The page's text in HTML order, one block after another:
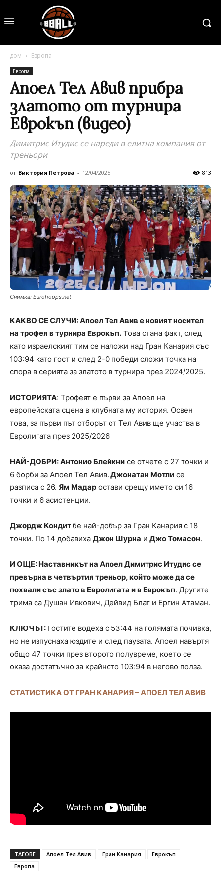
дом Европа
Европа
Апоел Тел Авив прибра
златото от турнира
Еврокъп (видео)
Димитрис Итудис се нареди в елитна компания от
треньори
от Виктория Петрова - 12/04/2025 813
Снимка: Еurohoops.net
КАКВО СЕ СЛУЧИ: Апоел Тел Авив е новият носител
на трофея в турнира Еврокъп. Това стана факт, след
като израелският тим се наложи над Гран Канария със
103:94 като гост и след 2-0 победи сложи точка на
спора в серията за златото в турнира през 2024/2025.
ИСТОРИЯТА: Трофеят е първи за Апоел на
европейската сцена в клубната му история. Освен
това, за първи път отборът от Тел Авив ще участва в
Евролигата през 2025/2026.
НАЙ-ДОБРИ: Антонио Блейкни се отчете с 27 точки и
6 борби за Апоел Тел Авив. Джонатан Мотли се
разписа с 26. Ям Мадар остави срещу името си 16
точки и 6 асистенции.
Джордж Кондитбе най-добър за Гран Канария с 18
точки. По 14 добавиха Джон Шурна и Джо Томасон.
И ОЩЕ: Наставникът на Апоел Димитрис Итудис се
превърна в четвъртия треньор, който може да се
похвали със злато в Евролигата и в Еврокъп. Другите
трима са Душан Ивкович, Дейвид Блат и Ергин Атаман.
КЛЮЧЪТ: Гостите водеха с 53:44 на голямата почивка,
но не изпуснаха юздите и след паузата. Апоел навъртя
общо 47 точки през второто полувреме, което се
оказа достатъчно за крайното 103:94 в негово полза.
СТАТИСТИКА ОТ ГРАН КАНАРИЯ – АПОЕЛ ТЕЛ АВИВ
ТАГОВЕ Апоел Тел Авив Гран Канария
Еврокъп
Европа